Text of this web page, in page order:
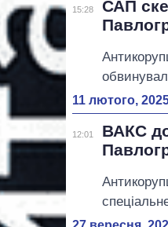
15:28
САП
11 лютого,
12:01
ВАКС